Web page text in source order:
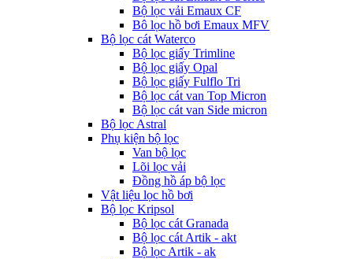
Bộ lọc vải Emaux CF
Bô lọc hồ bơi Emaux MFV
Bộ lọc cát Waterco
Bộ lọc giấy Trimline
Bộ lọc giấy Opal
Bộ lọc giấy Fulflo Tri
Bộ lọc cát van Top Micron
Bộ lọc cát van Side micron
Bộ lọc Astral
Phụ kiện bộ lọc
Van bộ lọc
Lõi lọc vải
Đồng hồ áp bộ lọc
Vật liệu lọc hồ bơi
Bộ lọc Kripsol
Bộ lọc cát Granada
Bộ lọc cát Artik - akt
Bộ lọc Artik - ak